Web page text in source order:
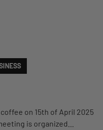
on 15th of April 2025
is organized…